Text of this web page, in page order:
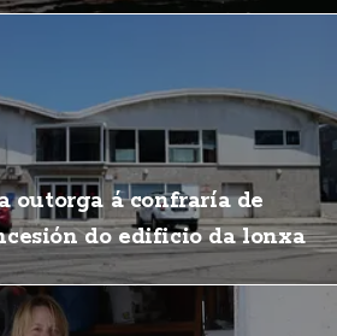
outorga á confraría de
do edificio da lonxa